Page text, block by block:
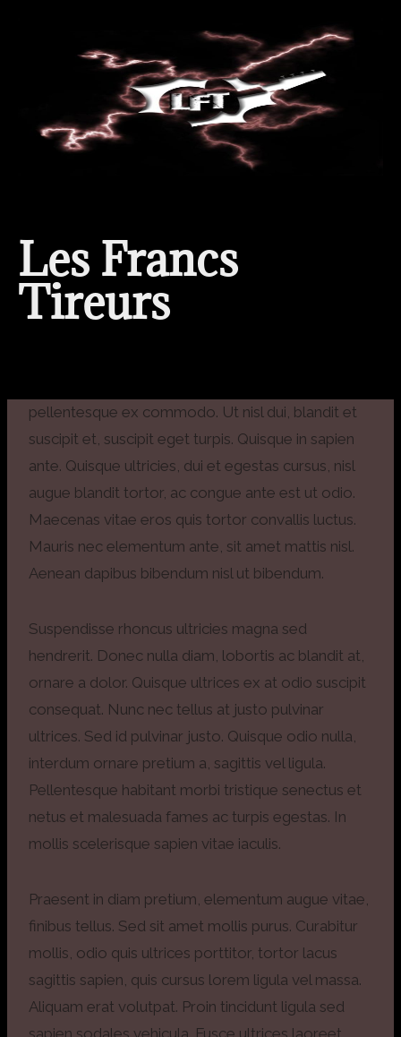
Les Francs
Tireurs
LAW
Justice? -You get justice in the next
world, in this world you have the
law.
23 janvier 2021
adipiscing elit. Suspendisse nec quam vitae tellus
malesuada vehicula. Mauris interdum erat non
mauris commodo, eu aliquam tortor viverra. Fusce
pellentesque ex commodo. Ut nisl dui, blandit et
suscipit et, suscipit eget turpis. Quisque in sapien
ante. Quisque ultricies, dui et egestas cursus, nisl
augue blandit tortor, ac congue ante est ut odio.
Maecenas vitae eros quis tortor convallis luctus.
Mauris nec elementum ante, sit amet mattis nisl.
Aenean dapibus bibendum nisl ut bibendum.
Suspendisse rhoncus ultricies magna sed
hendrerit. Donec nulla diam, lobortis ac blandit at,
ornare a dolor. Quisque ultrices ex at odio suscipit
consequat. Nunc nec tellus at justo pulvinar
ultrices. Sed id pulvinar justo. Quisque odio nulla,
interdum ornare pretium a, sagittis vel ligula.
Pellentesque habitant morbi tristique senectus et
netus et malesuada fames ac turpis egestas. In
mollis scelerisque sapien vitae iaculis.
Praesent in diam pretium, elementum augue vitae,
finibus tellus. Sed sit amet mollis purus. Curabitur
mollis, odio quis ultrices porttitor, tortor lacus
sagittis sapien, quis cursus lorem ligula vel massa.
Aliquam erat volutpat. Proin tincidunt ligula sed
sapien sodales vehicula. Fusce ultrices laoreet